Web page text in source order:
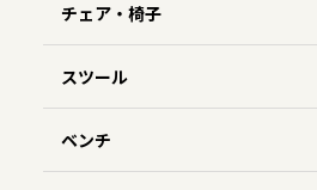
チェア・椅子
スツール
ベンチ